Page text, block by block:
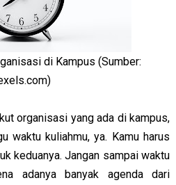
di Kampus (Sumber:
organisasi yang ada di kampus,
waktu kuliahmu, ya. Kamu harus
keduanya. Jangan sampai waktu
adanya banyak agenda dari